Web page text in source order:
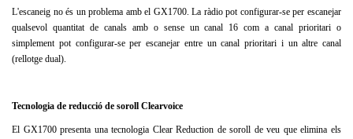
L'escaneig no és un problema amb el GX1700.La ràdio pot configurar-se per escanejar
qualsevol quantitat de canals amb o sense un canal 16 com a canal prioritari o
simplement pot configurar-se per escanejar entre un canal prioritari i un altre canal
(rellotge dual).
Tecnologia de reducció de soroll Clearvoice
El GX1700 presenta una tecnologia Clear Reduction de soroll de veu que elimina els